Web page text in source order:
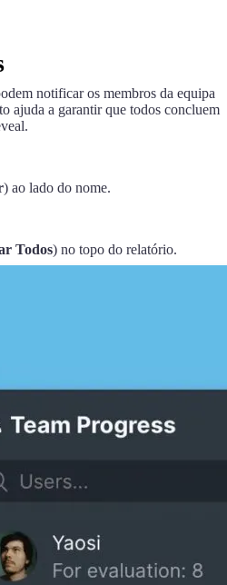
notificar os membros da equipa
ajuda a garantir que todos concluem
) ao lado do nome.
Todos) no topo do relatório.